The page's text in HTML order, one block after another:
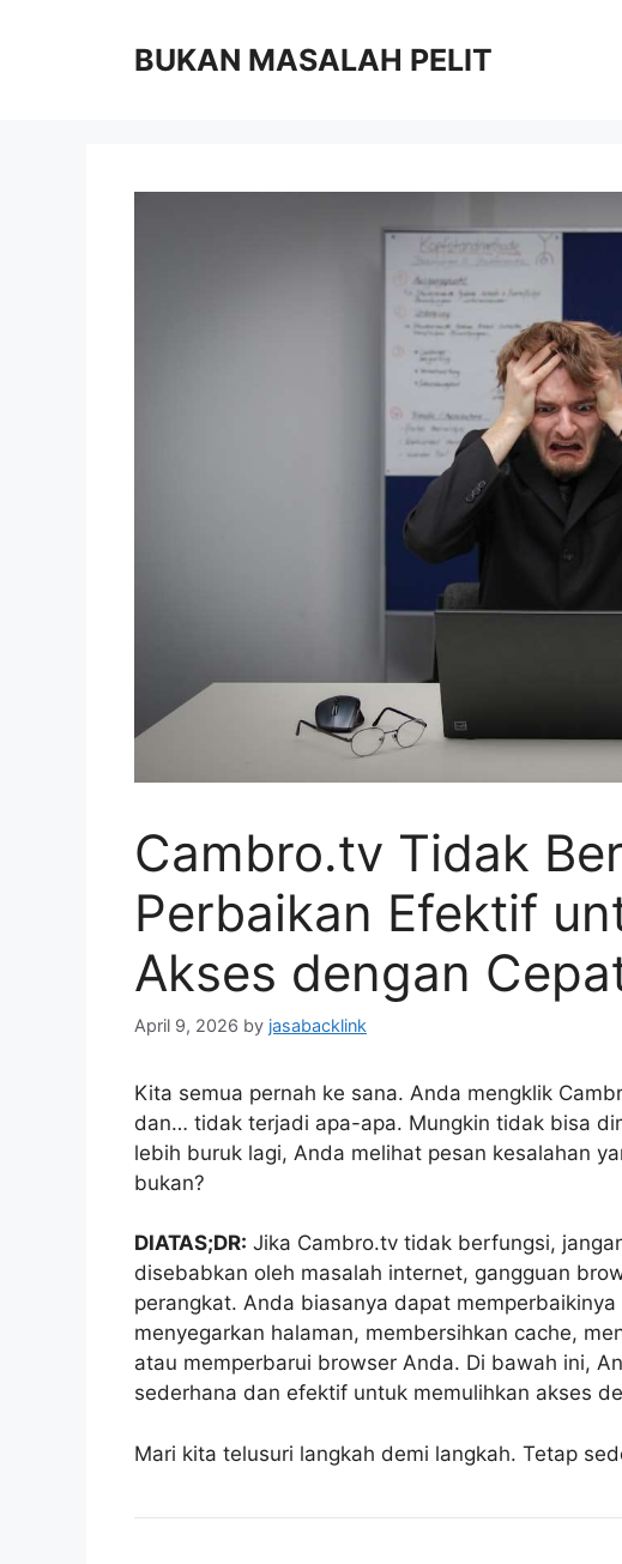
BUKAN MASALAH PELIT
Cambro.tv Tidak
Perbaikan Efektif
Akses dengan
April 9, 2026 by jasabacklink
Kita semua pernah ke sana. Anda mengklik
dan… tidak terjadi apa-apa. Mungkin tidak bisa
lebih buruk lagi, Anda melihat pesan kesalahan
bukan?
DIATAS;DR: Jika Cambro.tv tidak berfungsi,
disebabkan oleh masalah internet, gangguan
perangkat. Anda biasanya dapat
menyegarkan halaman, membersihkan cache,
atau memperbarui browser Anda. Di bawah ini,
sederhana dan efektif untuk memulihkan akses
Mari kita telusuri langkah demi langkah. Tetap